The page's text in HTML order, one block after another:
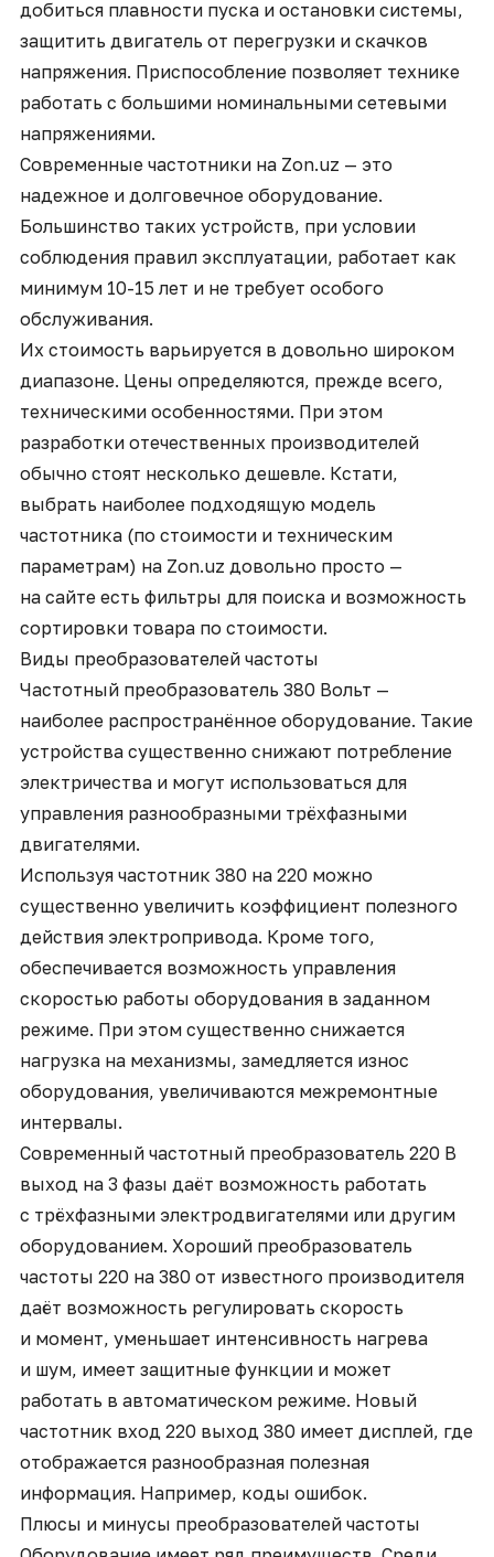
добиться плавности пуска и остановки системы,
защитить двигатель от перегрузки и скачков
напряжения. Приспособление позволяет технике
работать с большими номинальными сетевыми
напряжениями.
Современные частотники на Zon.uz — это
надежное и долговечное оборудование.
Большинство таких устройств, при условии
соблюдения правил эксплуатации, работает как
минимум 10-15 лет и не требует особого
обслуживания.
Их стоимость варьируется в довольно широком
диапазоне. Цены определяются, прежде всего,
техническими особенностями. При этом
разработки отечественных производителей
обычно стоят несколько дешевле. Кстати,
выбрать наиболее подходящую модель
частотника (по стоимости и техническим
параметрам) на Zon.uz довольно просто —
на сайте есть фильтры для поиска и возможность
сортировки товара по стоимости.
Виды преобразователей частоты
Частотный преобразователь 380 Вольт —
наиболее распространённое оборудование. Такие
устройства существенно снижают потребление
электричества и могут использоваться для
управления разнообразными трёхфазными
двигателями.
Используя частотник 380 на 220можно
существенно увеличить коэффициент полезного
действия электропривода. Кроме того,
обеспечивается возможность управления
скоростью работы оборудования в заданном
режиме. При этом существенно снижается
нагрузка на механизмы, замедляется износ
оборудования, увеличиваются межремонтные
интервалы.
Современный частотный преобразователь 220 В
выход на 3 фазы даёт возможность работать
с трёхфазными электродвигателями или другим
оборудованием. Хороший преобразователь
частоты 220 на 380от известного производителя
даёт возможность регулировать скорость
и момент, уменьшает интенсивность нагрева
и шум, имеет защитные функции и может
работать в автоматическом режиме. Новый
частотник вход 220 выход 380 имеет дисплей, где
отображается разнообразная полезная
информация. Например, коды ошибок.
Плюсы и минусы преобразователей частоты